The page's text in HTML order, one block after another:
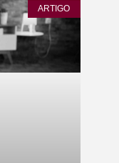
ARTIGO